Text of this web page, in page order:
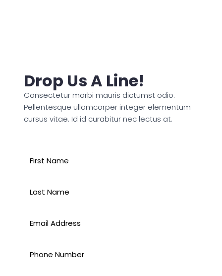
Drop Us A Line!
Consectetur morbi mauris dictumst odio.
Pellentesque ullamcorper integer elementum
cursus vitae. Id id curabitur nec lectus at.
Name
Number